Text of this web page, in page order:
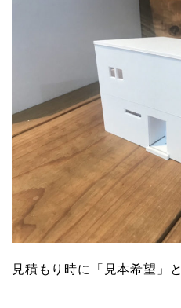
見積もり時に「見本希望」